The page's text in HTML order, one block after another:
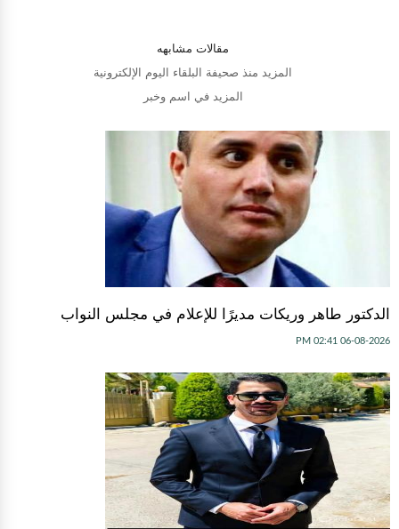
مقالات مشابهه
المزيد منذ صحيفة البلقاء اليوم الإلكترونية
المزيد في اسم وخبر
الدكتور طاهر وريكات مديرًا للإعلام في مجلس النواب
06-08-2026 02:41 PM